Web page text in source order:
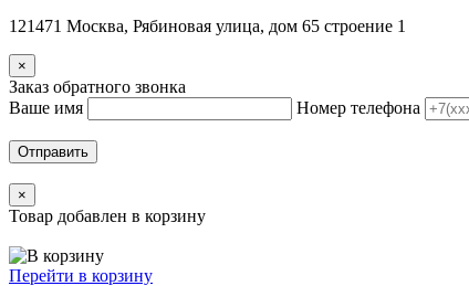
121471 Москва, Рябиновая улица, дом 65 строение 1
×
Заказ обратного звонка
Ваше имя
Номер телефона
Отправить
×
Товар добавлен в корзину
Перейти в корзину